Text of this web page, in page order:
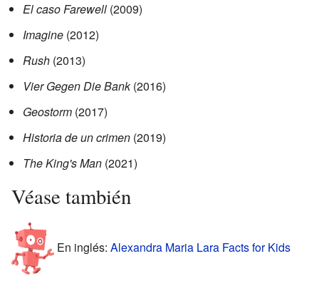
El caso Farewell (2009)
Imagine (2012)
Rush (2013)
Vier Gegen Die Bank(2016)
Geostorm (2017)
Historia de un crimen (2019)
The King's Man (2021)
Véase también
En inglés: Alexandra Maria Lara Facts for Kids